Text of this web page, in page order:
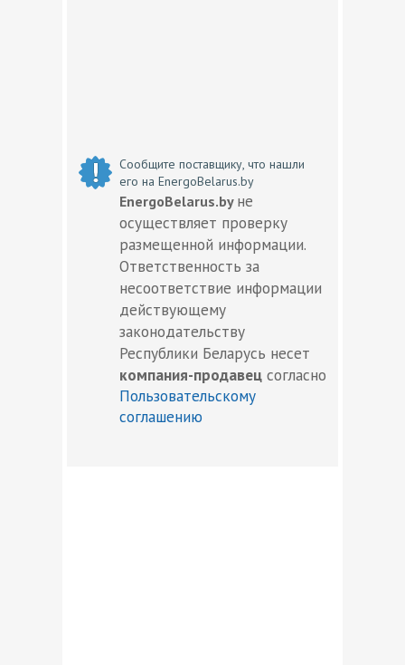
Сообщите поставщику, что нашли
его на EnergoBelarus.by
EnergoBelarus.by не
осуществляет проверку
размещенной информации.
Ответственность за
несоответствие информации
действующему
законодательству
Республики Беларусь несет
компания-продавец согласно
Пользовательскому
соглашению